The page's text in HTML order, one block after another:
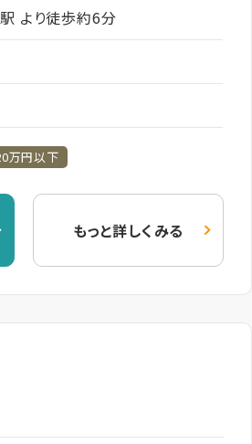
より徒歩約6分
万円以下
もっと詳しくみる